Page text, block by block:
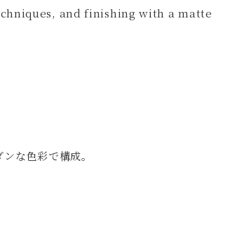
and finishing with a matte
な色彩で構成。